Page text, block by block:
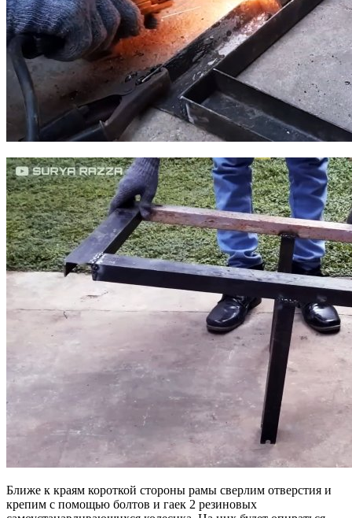
Ближе к краям короткой стороны рамы сверлим отверстия и
крепим с помощью болтов и гаек 2 резиновых